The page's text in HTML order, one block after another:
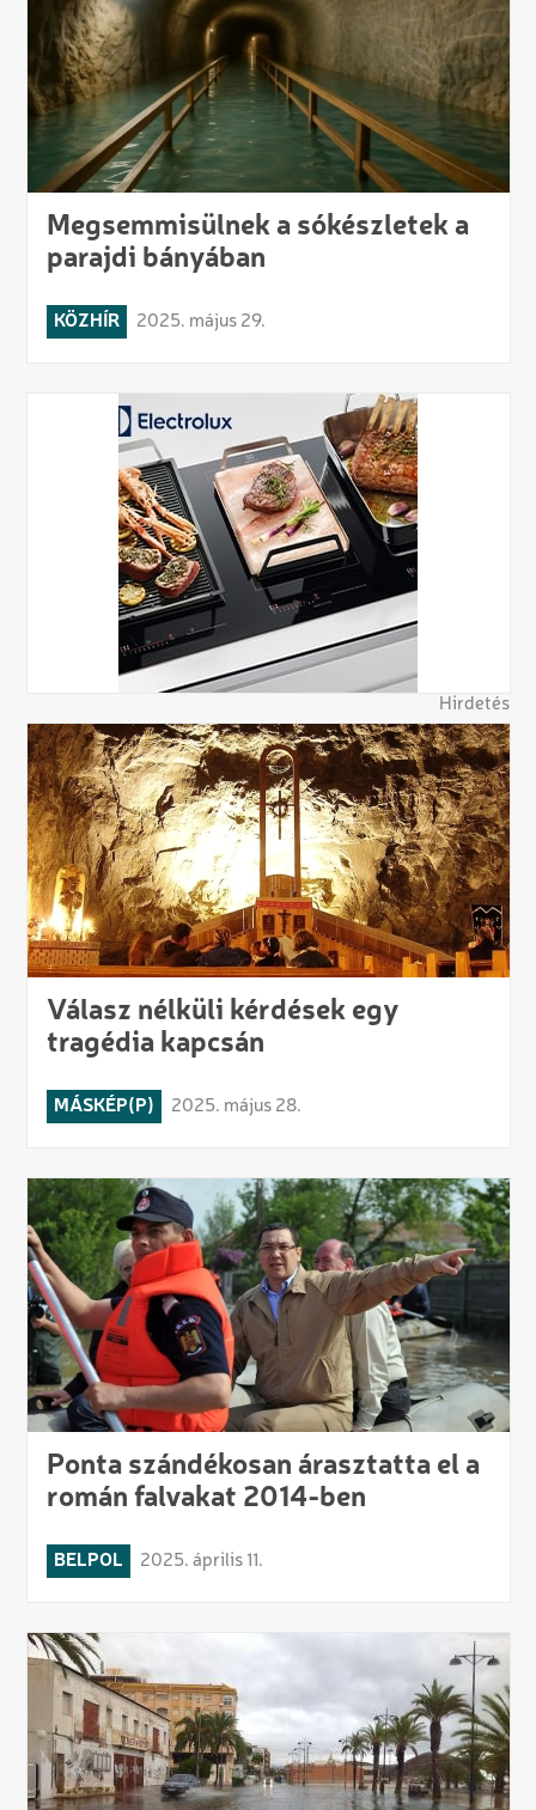
Megsemmisülnek a sókészletek a
parajdi bányában
KÖZHÍR 2025. május 29.
Hirdetés
Válasz nélküli kérdések egy
tragédia kapcsán
MÁSKÉP(P) 2025. május 28.
Ponta szándékosan árasztatta el a
román falvakat 2014-ben
BELPOL 2025. április 11.